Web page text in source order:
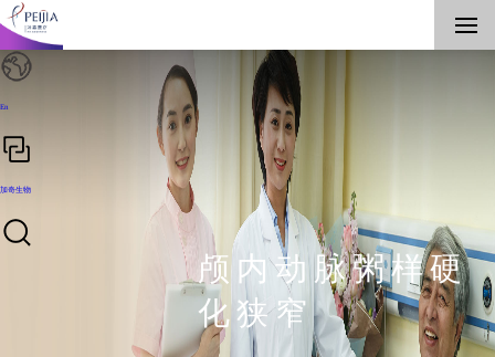
En
加奇生物
颅内动脉粥样硬
化狭窄